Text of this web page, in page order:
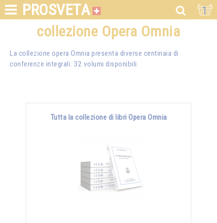
PROSVETA 1
collezione Opera Omnia
La collezione opera Omnia presenta diverse centinaia di
conferenze integrali. 32 volumi disponibili.
Tutta la collezione di libri Opera Omnia